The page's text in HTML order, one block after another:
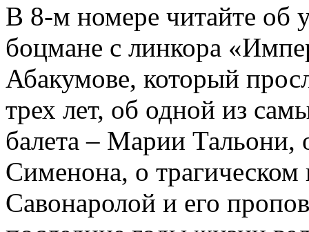
В 8-м номере читайте об
боцмане с линкора
Абакумове, который
трех лет, об одной из
балета – Марии
Сименона, о трагическом
Савонаролой и его